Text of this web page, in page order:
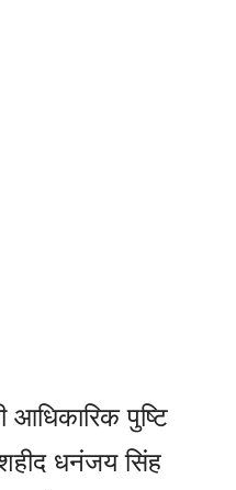
पुष्टि
धनंजय सिंह